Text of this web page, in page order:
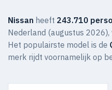
Nissan heeft 243.710
Nederland (augustus
Het populairste model is de
merk rijdt voornamelijk op